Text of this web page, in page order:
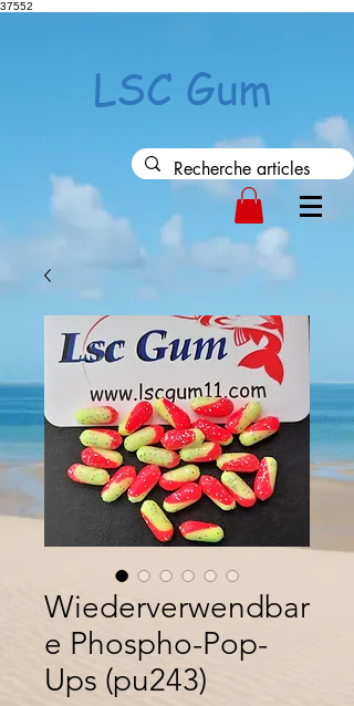
37552
LSC Gum
Wiederverwendbar
e Phospho-Pop-
Ups (pu243)